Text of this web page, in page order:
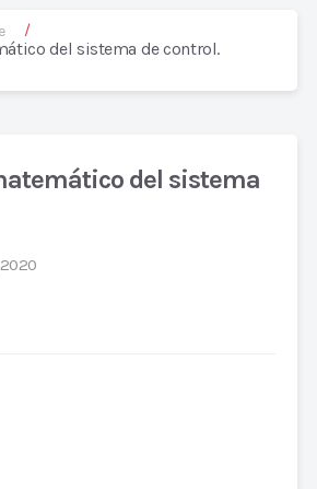
/
del sistema de control.
del sistema